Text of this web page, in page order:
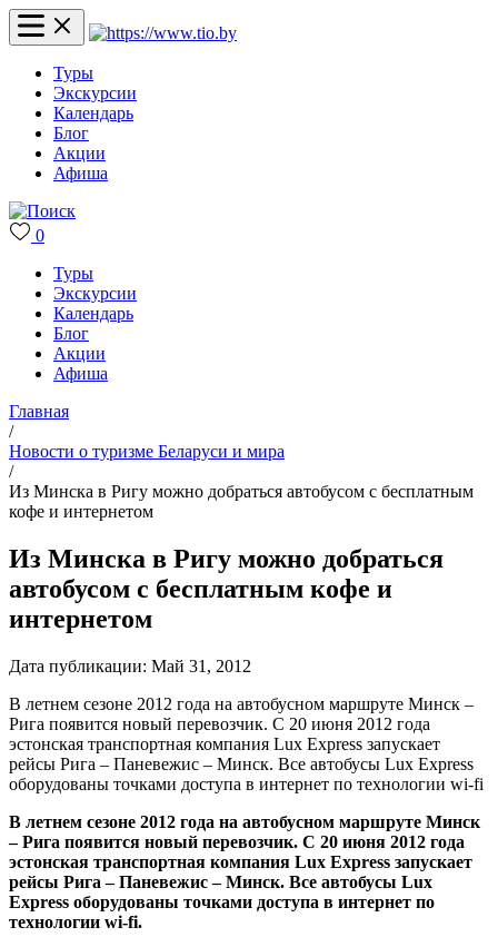
Туры
Экскурсии
Календарь
Блог
Акции
Афиша
0
Туры
Экскурсии
Календарь
Блог
Акции
Афиша
Главная
/
Новости о туризме Беларуси и мира
/
Из Минска в Ригу можно добраться автобусом с бесплатным
кофе и интернетом
Из Минска в Ригу можно добраться
автобусом с бесплатным кофе и
интернетом
Дата публикации: Май 31, 2012
В летнем сезоне 2012 года на автобусном маршруте Минск –
Рига появится новый перевозчик. С 20 июня 2012 года
эстонская транспортная компания Lux Express запускает
рейсы Рига – Паневежис – Минск. Все автобусы Lux Express
оборудованы точками доступа в интернет по технологии wi-fi
В летнем сезоне 2012 года на автобусном маршруте Минск
– Рига появится новый перевозчик. С 20 июня 2012 года
эстонская транспортная компания Lux Express запускает
рейсы Рига – Паневежис – Минск. Все автобусы Lux
Express оборудованы точками доступа в интернет по
технологии wi-fi.